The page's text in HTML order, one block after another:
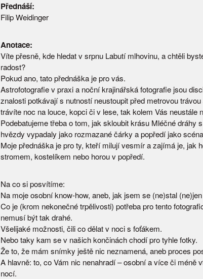
Přednáší:
Filip Weidinger
Anotace:
Víte přesně, kde hledat v srpnu Labutí mlhovinu, a chtěli
radost?
Pokud ano, tato přednáška je pro vás.
Astrofotografie v praxi a noční krajinářská fotografie jsou
znalosti potkávají s nutností neustoupit před metrovou
trávíte noc na louce, kopci či v lese, tak kolem Vás neustále
Podebatujeme třeba o tom, jak skloubit krásu Mléčné dráhy
hvězdy vypadaly jako rozmazané čárky a popředí jako
Moje přednáška je pro ty, kteří milují vesmír a zajímá je, jak
stromem, kostelíkem nebo horou v popředí.
Na co si posvítíme:
Na moje osobní know-how, aneb, jak jsem se (ne)stal
Co je (krom nekonečné trpělivosti) potřeba pro tento
nemusí být tak drahé.
Všelijaké možnosti, čili co dělat v noci s foťákem.
Nebo taky kam se v našich končinách chodí pro tyhle fotky.
Že to, že mám snímky ještě nic neznamená, aneb proces
A hlavně: to, co Vám nic nenahradí – osobní a více či méně
nocí.